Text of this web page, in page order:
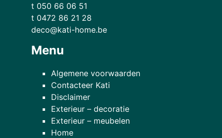
t 050 66 06 51
t 0472 86 21 28
deco@kati-home.be
Menu
Algemene voorwaarden
Contacteer Kati
Disclaimer
Exterieur – decoratie
Exterieur – meubelen
Home